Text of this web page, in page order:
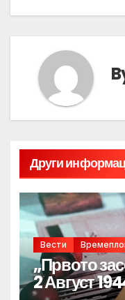
Други
Вести
„Првото
2 Август